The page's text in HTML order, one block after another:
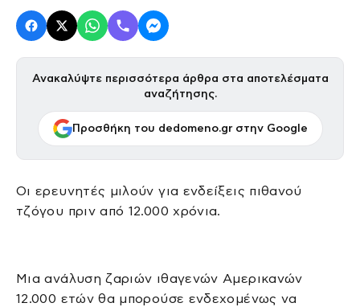
Ανακαλύψτε περισσότερα άρθρα στα αποτελέσματα
αναζήτησης.
Προσθήκη του dedomeno.gr στην Google
Οι ερευνητές μιλούν για ενδείξεις πιθανού
τζόγου πριν από 12.000 χρόνια.
Μια ανάλυση ζαριών ιθαγενών Αμερικανών
12.000 ετών θα μπορούσε ενδεχομένως να